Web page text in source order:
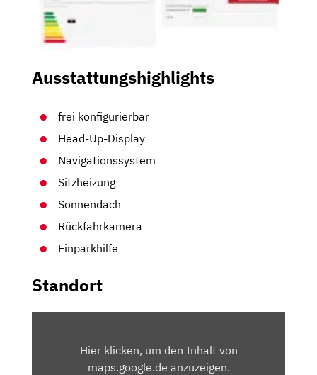
Ausstattungshighlights
frei konfigurierbar
Head-Up-Display
Navigationssystem
Sitzheizung
Sonnendach
Rückfahrkamera
Einparkhilfe
Standort
MAPS.GOOGLE.DEHier klicken, um den Inhalt von
maps.google.de anzuzeigen.